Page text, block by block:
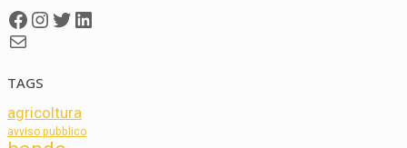
Facebook
Instagram
Twitter
LinkedIn
Mail
TAGS
agricoltura
avviso pubblico